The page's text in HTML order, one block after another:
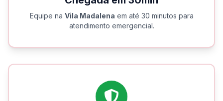
Equipe na Vila Madalena em até 30 minutos para
atendimento emergencial.